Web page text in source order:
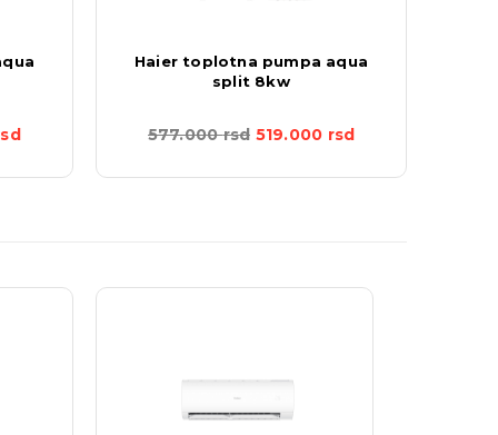
Haier toplotna pumpa aqua
split 8kw
577.000rsd 519.000 rsd